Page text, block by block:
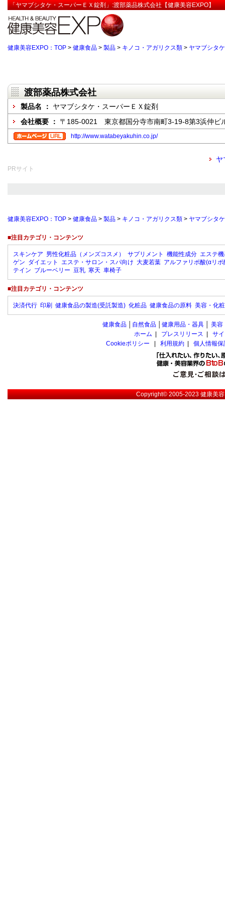
「ヤマブシタケ・スーパーＥＸ錠剤」:渡部薬品株式会社【健康美容EXPO】
健康美容EXPO：TOP > 健康食品 > 製品 > キノコ・アガリクス類 > ヤマブシタ
渡部薬品株式会社
製品名 ： ヤマブシタケ・スーパーＥＸ錠剤
会社概要 ： 〒185-0021 東京都国分寺市南町3-19-8第3浜仲ビ
http://www.watabeyakuhin.co.jp/
ヤ
PRサイト
健康美容EXPO：TOP > 健康食品 > 製品 > キノコ・アガリクス類 > ヤマブシタ
■注目カテゴリ・コンテンツ
スキンケア 男性化粧品（メンズコスメ） サプリメント 機能性成分 エステ
ゲン ダイエット エステ・サロン・スパ向け 大麦若葉 アルファリポ酸(αリポ
テイン ブルーベリー 豆乳 寒天 車椅子
■注目カテゴリ・コンテンツ
決済代行 印刷 健康食品の製造(受託製造) 化粧品 健康食品の原料 美容・化
健康食品 自然食品 健康用品・器具 美容
ホーム
プレスリリース
サ
Cookieポリシー
利用規約 個人情報
Copyright© 2005-2023健康美